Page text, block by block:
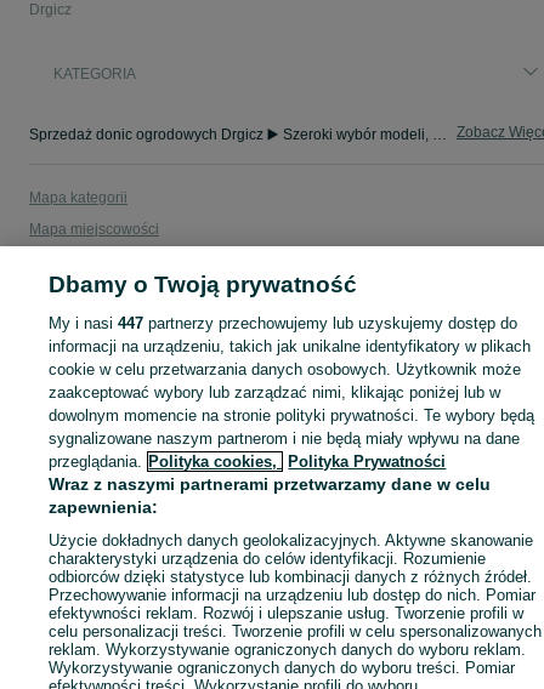
Drgicz
KATEGORIA
Sprzedaż donic ogrodowych Drgicz ▶️ Szeroki wybór modeli, kolorów i materiałów ✅ Nowe i używane w atrakcyjnych cenach ☝ Sprawdź oferty na OLX.pl! Zobacz
Mapa kategorii
Mapa miejscowości
Popularne wyszukiwania
Dbamy o Twoją prywatność
My i nasi447 partnerzy przechowujemy lub uzyskujemy dostęp do
informacji na urządzeniu, takich jak unikalne identyfikatory w plikach
cookie w celu przetwarzania danych osobowych. Użytkownik może
zaakceptować wybory lub zarządzać nimi, klikając poniżej lub w
dowolnym momencie na stronie polityki prywatności. Te wybory będą
sygnalizowane naszym partnerom i nie będą miały wpływu na dane
przeglądania. Polityka cookies, Polityka Prywatności
Wraz z naszymi partnerami przetwarzamy dane w celu
zapewnienia:
Użycie dokładnych danych geolokalizacyjnych. Aktywne skanowanie
charakterystyki urządzenia do celów identyfikacji. Rozumienie
odbiorców dzięki statystyce lub kombinacji danych z różnych źródeł.
Przechowywanie informacji na urządzeniu lub dostęp do nich. Pomiar
efektywności reklam. Rozwój i ulepszanie usług. Tworzenie profili w
celu personalizacji treści. Tworzenie profili w celu spersonalizowanych
reklam. Wykorzystywanie ograniczonych danych do wyboru reklam.
Wykorzystywanie ograniczonych danych do wyboru treści. Pomiar